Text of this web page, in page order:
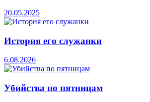
20.05.2025
История его служанки
6.08.2026
Убийства по пятницам